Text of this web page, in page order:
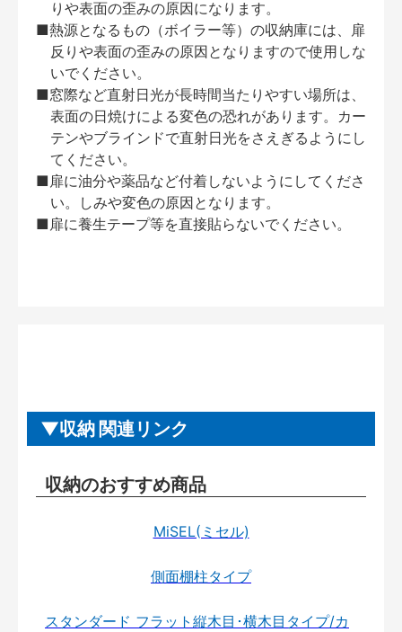
りや表面の歪みの原因になります。
■熱源となるもの（ボイラー等）の収納庫には、扉
反りや表面の歪みの原因となりますので使用しな
いでください。
■窓際など直射日光が長時間当たりやすい場所は、
表面の日焼けによる変色の恐れがあります。カー
テンやブラインドで直射日光をさえぎるようにし
てください。
■扉に油分や薬品など付着しないようにしてくださ
い。しみや変色の原因となります。
■扉に養生テープ等を直接貼らないでください。
収納 関連リンク
収納のおすすめ商品
MiSEL(ミセル)
側面棚柱タイプ
スタンダード フラット縦木目･横木目タイプ/カ